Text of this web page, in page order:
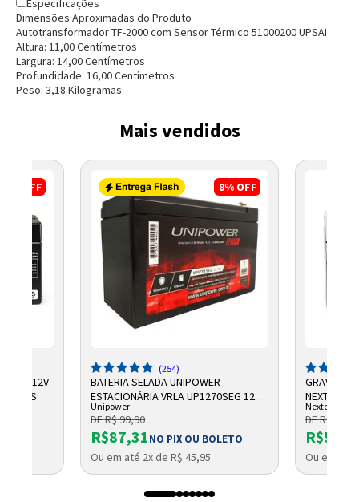
Entendi
Entendi
Entendi
Especificações
Dimensões Aproximadas do Produto
Autotransformador TF-2000 com Sensor Térmico 51000200 UPSAI
Altura: 11,00Centímetros
Largura: 14,00Centímetros
Profundidade: 16,00Centímetros
Peso: 3,18 Kilogramas
Mais vendidos
OFF
12V
8% OFF
(254)
BATERIA SELADA UNIPOWER
ESTACIONÁRIA VRLA UP1270SEG 12V
7AH F187
Unipower
DE R$ 99,90
R$87,31NO PIX OU BOLETO
Ou em até 2x de R$ 45,95
NEXTTECH
Nextcall
DE R$
Ou em até